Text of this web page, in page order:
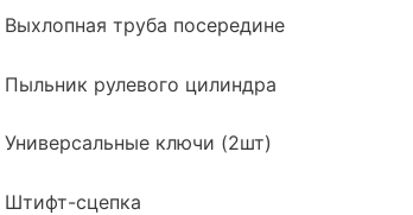
Выхлопная труба посередине
Пыльник рулевого цилиндра
Универсальные ключи (2шт)
Штифт-сцепка